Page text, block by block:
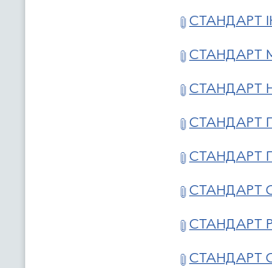
СТАНДАРТ
СТАНДАРТ
СТАНДАРТ
СТАНДАРТ
СТАНДАРТ
СТАНДАРТ
СТАНДАРТ
СТАНДАРТ